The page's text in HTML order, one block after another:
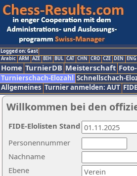
Logged on: Gast
Arabic ARM AZE BIH BUL CAT CHN CRO CZE DEN ENG
Home TurnierDB Meisterschaft
Turnierschach-Elozahl Schnellschach-
Allgemeines Turnier anmelden: AUT FIDE
Willkommen bei den
Nachname
Ebene
Personennummer
FIDE-Elolisten Stand